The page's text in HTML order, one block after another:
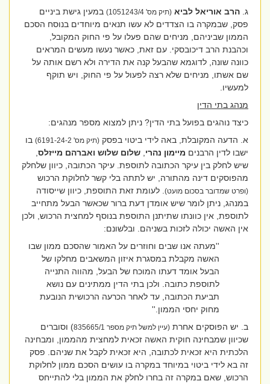
הרב אוריאל לביא (תיק מס'(1051243/4במעין גישת ביניים
פסק, שבמקרה בו הצדדים לא עשו תנאים מיוחדים בנוסח הסכם
הממון שביניהם, מניחים שהם פעלו על פי החוק המקובל,
וכהבנת הרב דיכובסקי. עם זאת, כאשר נעשו מעשים המראים
כוונה שונה, לדוגמא שהבעל קנה את הדירה ולא רשם אותה על
שם אשתו, מניחים שלא רצה לפעול על פי החוק, ויש תוקף
למעשיו.
מנהג בתי הדין
כיצד נוהגים בפועל בתי הדין? ניתן למצוא מספר מנהגים:
א. הדעה המקובלת, באה לידי ביטוי בפסק(תיק מס'6191-24-2
)בו
ישבו לדין הרבניםמיימון נהרי,שלום שלוש ואברהם מייזלס,
שיש לחלק בין עיקר הכתובה לתוספת. עיקר הכתובה, כיוון שלחלק
מהפוסקים דינה מהתורה, יש לתתה בלי קשר לחלוקת הרכוש
(ופרט שמדובר בסכום מועט). לעומת זאת התוספת, כיוון שייסודה
במנהג, ניתן לומר שיש אומדן דעת ברור שכאשר הבעל מתחייב
לתוספת, אין כוונתו שתיתנן התוספת בנוסף למחצית הרכוש, ולכן
אין האשה יכולה לזכות בשניהם. ובלשונם:
''מעתה אנו שבים וחוזרים על האמור שהסכם ממון שבו
האשה מקבלת במסגרת איזון המשאבים מחלקו של
הבעל אומד דעתו המוכח של הבעל, מהווה התנייה
לתוספת כתובה. ולכן בתי הדין ממתינים עם נושא
תביעת הכתובה, עד לאחר הכרעה הרכושית הנובעת
מחוק יחסי הממון.
''
ב. יש הפוסקים אחרת(עיין למשל תיק מספר 835665/1
) וסוברים
שכיוון שמבחינה חוקית האשה זכאית למחצית מהממון, ומבחינה
הלכתית היא זכאית לכתובה, היא זכאית לקבל את שניהם. פסק
זה בא לידי ביטוי במיוחד במקרה בו עושים הסכם ממון לחלוקת
הרכוש, שאם במקרה זה בחרו לחלק את הממון בלי להתייחס